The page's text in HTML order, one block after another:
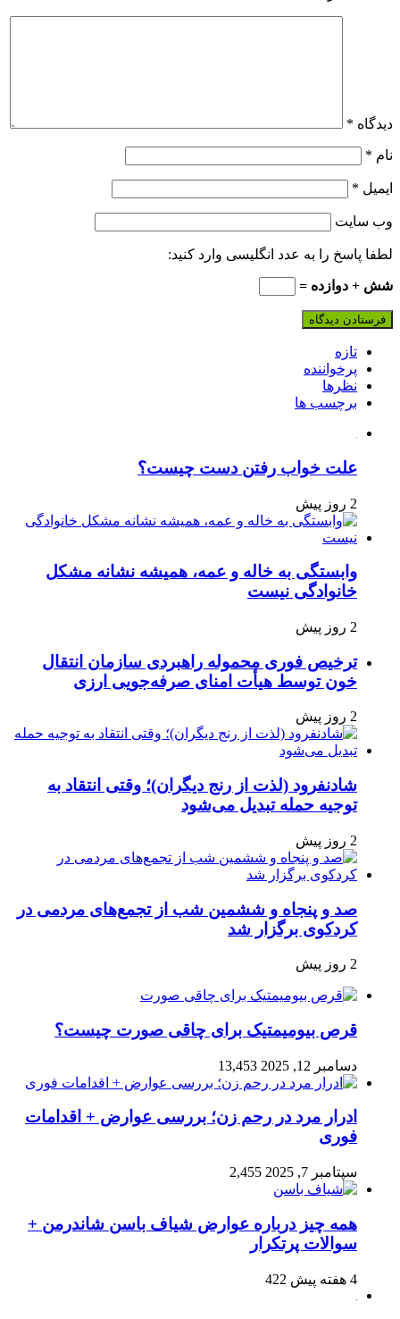
دیدگاه *
نام *
ایمیل *
وب‌ سایت
لطفا پاسخ را به عدد انگلیسی وارد کنید:
شش + دوازده =
تازه
پرخواننده
نظرها
برچسب ها
علت خواب رفتن دست چیست؟
2 روز پیش
وابستگی به خاله و عمه، همیشه نشانه مشکل
خانوادگی نیست
2 روز پیش
ترخیص فوری محموله راهبردی سازمان انتقال
خون توسط هیأت امنای صرفه‌جویی ارزی
2 روز پیش
شادنفرود (لذت از رنج دیگران)؛ وقتی انتقاد به
توجیه حمله تبدیل می‌شود
2 روز پیش
صد و پنجاه‌ و ششمین شب از تجمع‌های مردمی در
کردکوی برگزار شد
2 روز پیش
قرص بیومیمتیک برای چاقی صورت چیست؟
دسامبر 12, 2025 13,453
ادرار مرد در رحم زن؛ بررسی عوارض + اقدامات
فوری
سپتامبر 7, 2025 2,455
همه چیز درباره عوارض شیاف باسن شاندرمن +
سوالات پرتکرار
4 هفته پیش 422